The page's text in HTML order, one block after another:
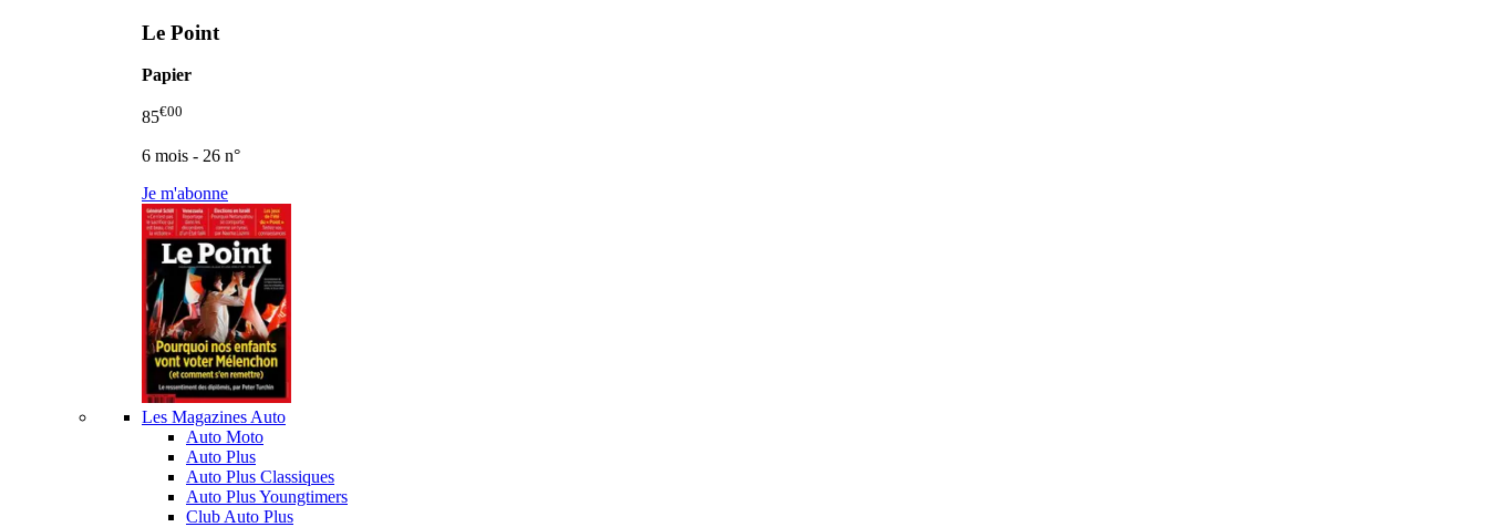
Le Point
Papier
85€00
6 mois - 26 n°
Je m'abonne
Les Magazines Auto
Auto Moto
Auto Plus
Auto Plus Classiques
Auto Plus Youngtimers
Club Auto Plus